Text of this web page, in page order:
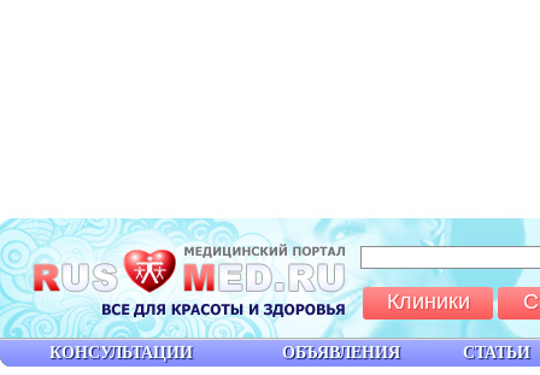
КОНСУЛЬТАЦИИ ОБЪЯВЛЕНИЯ СТАТЬИ
Клиники